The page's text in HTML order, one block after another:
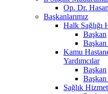
Op. Dr.
Başkanlarımız
Halk Sağlığı
Başkan
Başkan
Kamu
Yardımcılar
Başkan
Başkan
Sağlık